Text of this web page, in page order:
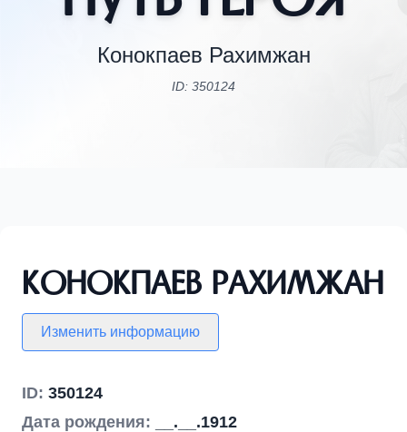
Конокпаев Рахимжан
ID: 350124
Конокпаев Рахимжан
Изменить информацию
ID: 350124
Дата рождения:
__.__.1912